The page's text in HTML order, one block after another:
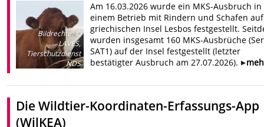
Bildrechte:©
LAVES,
Tierschutzdienst
NDS
Am 16.03.2026 wurde ein MKS-Ausbruch in
einem Betrieb mit Rindern und Schafen
griechischen Insel Lesbos festgestellt.
wurden insgesamt 160 MKS-Ausbrüche
SAT1) auf der Insel festgestellt (letzter
bestätigter Ausbruch am 27.07.2026).
Die Wildtier-Koordinaten-Erfassungs-App
(WilKEA)